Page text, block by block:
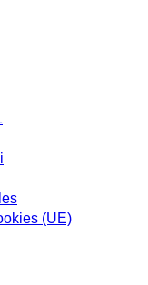
à notre newsletter
(UE)